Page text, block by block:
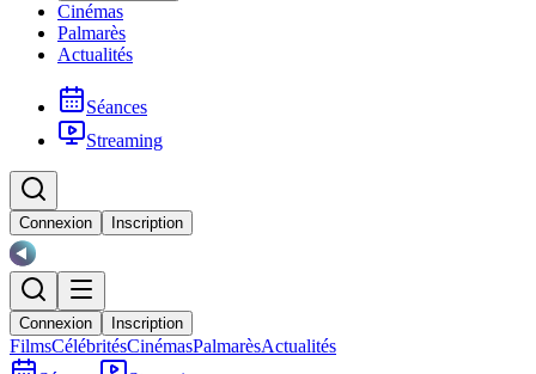
Cinémas
Palmarès
Actualités
Séances
Streaming
Connexion Inscription
Connexion Inscription
FilmsCélébritésCinémasPalmarèsActualités